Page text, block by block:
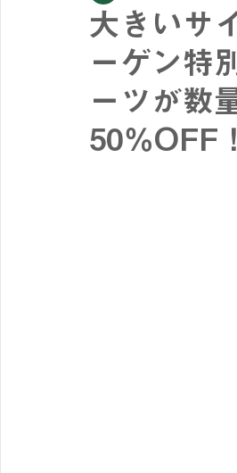
THE NORTH FACE-ノースフェ
SY32 by SWEET YEARS
大きいサ
ーゲン特
ーツが数
50％OFF